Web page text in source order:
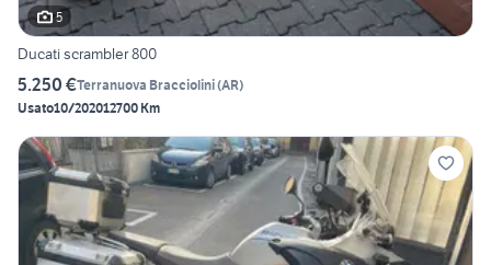
5
Ducati scrambler 800
5.250 €Terranuova Bracciolini(AR)
Usato10/202012700 Km